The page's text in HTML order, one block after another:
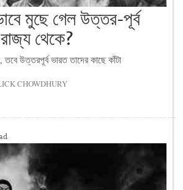
মুছে গেল উত্তর-পূর্ব
থেকে?
উত্তরপূর্ব ভারত তাদের কাছে কাঁটা
CHOWDHURY